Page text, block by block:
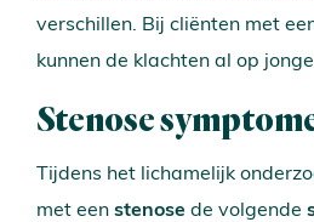
verschillen. Bij cliënten met
kunnen de klachten al op
Stenose
Tijdens het lichamelijk
met een stenose de volgende